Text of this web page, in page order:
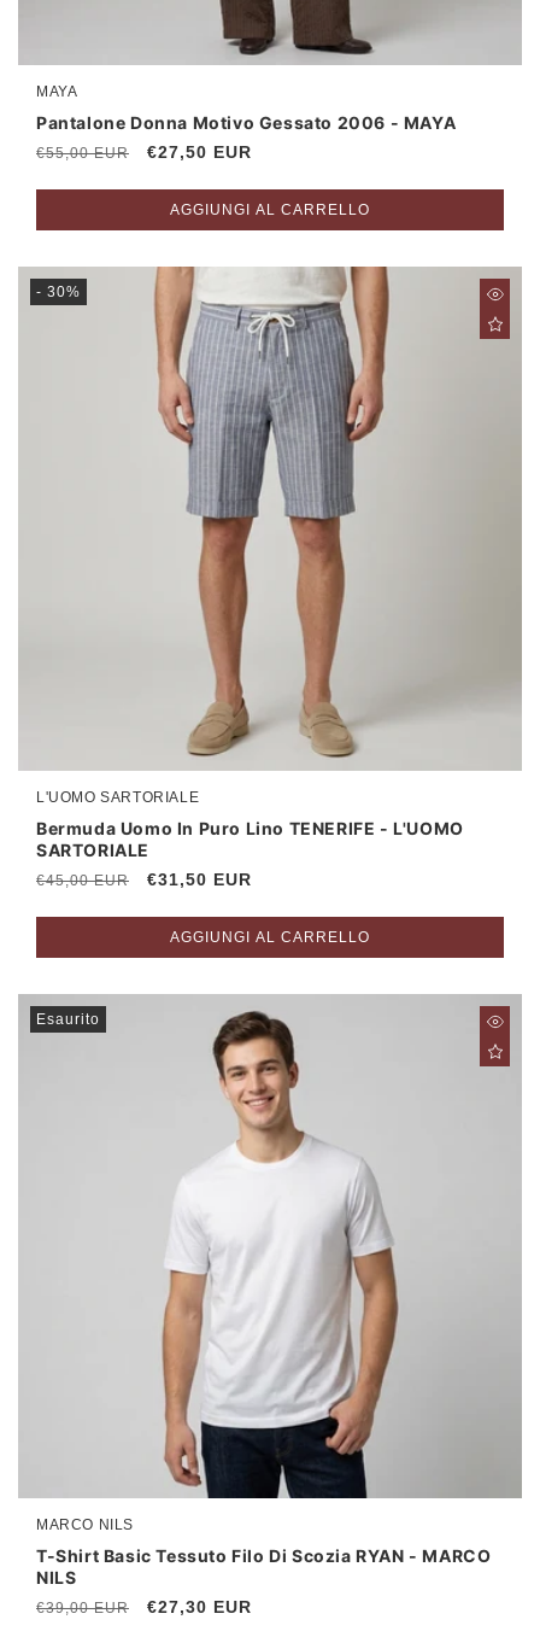
Produttore:
MAYA
Pantalone Donna Motivo Gessato 2006 - MAYA
Prezzo
€55,00 EUR
Prezzo
€27,50 EUR
AGGIUNGI AL CARRELLO
- 30%
Produttore:
L'UOMO SARTORIALE
Bermuda Uomo In Puro Lino TENERIFE - L'UOMO
SARTORIALE
Prezzo
€45,00 EUR
Prezzo
€31,50 EUR
AGGIUNGI AL CARRELLO
Esaurito
Produttore:
MARCO NILS
T-Shirt Basic Tessuto Filo Di Scozia RYAN - MARCO
NILS
Prezzo
€39,00 EUR
Prezzo
€27,30 EUR